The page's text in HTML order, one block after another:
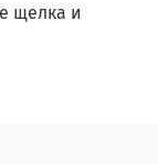
щелка и